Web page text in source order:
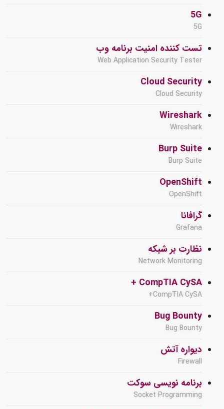
5G
5G
تست کننده امنیت برنامه وب
Web Application Security Tester
Cloud Security
Cloud Security
Wireshark
Wireshark
Burp Suite
Burp Suite
OpenShift
OpenShift
گرافانا
Grafana
نظارت بر شبکه
Network Monitoring
CompTIA CySA +
CompTIA CySA+
Bug Bounty
Bug Bounty
دیواره آتش
Firewall
برنامه نویسی سوکت
Socket Programming